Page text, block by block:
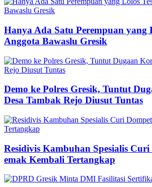
Hanya Ada Satu Perempuan yang
Anggota Bawaslu Gresik
Demo ke Polres Gresik, Tuntut
Desa Tambak Rejo Diusut Tuntas
Residivis Kambuhan Spesialis
emak Kembali Tertangkap